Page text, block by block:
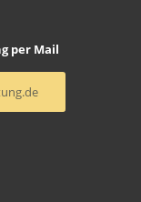
per Mail